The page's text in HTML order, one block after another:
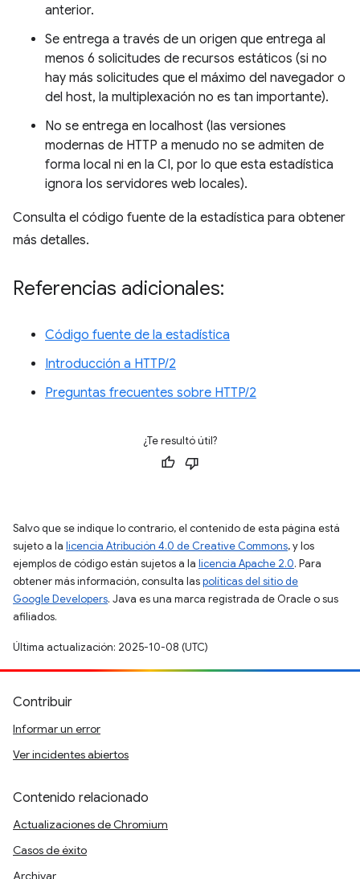
anterior.
Se entrega a través de un origen que entrega al
menos 6 solicitudes de recursos estáticos (si no
hay más solicitudes que el máximo del navegador o
del host, la multiplexación no es tan importante).
No se entrega en localhost (las versiones
modernas de HTTP a menudo no se admiten de
forma local ni en la CI, por lo que esta estadística
ignora los servidores web locales).
Consulta el código fuente de la estadística para obtener
más detalles.
Referencias adicionales:
Código fuente de la estadística
Introducción a HTTP/2
Preguntas frecuentes sobre HTTP/2
¿Te resultó útil?
Salvo que se indique lo contrario, el contenido de esta página está
sujeto a la licencia Atribución 4.0 de Creative Commons, y los
ejemplos de código están sujetos a la licencia Apache 2.0. Para
obtener más información, consulta laspolíticas del sitio de
Google Developers. Java es una marca registrada de Oracle o sus
afiliados.
Última actualización: 2025-10-08 (UTC)
Contribuir
Informar un error
Ver incidentes abiertos
Contenido relacionado
Actualizaciones de Chromium
Casos de éxito
Archivar